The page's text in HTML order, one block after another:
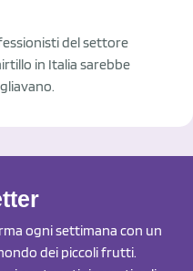
del settore
in Italia sarebbe
ogni settimana con un
dei piccoli frutti.